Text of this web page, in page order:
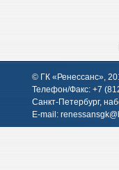
© ГК «Ренессанс»,
Телефон/Факс: +7
Санкт-Петербург,
E-mail: